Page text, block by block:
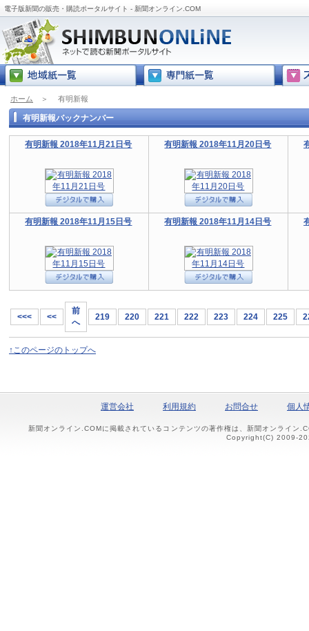
電子版新聞の販売・購読ポータルサイト - 新聞オンライン.COM
ホーム ＞ 有明新報
有明新報バックナンバー
有明新報 2018年11月21日号 有明新報 2018年11月20日号
有明新報 2018年11月15日号 有明新報 2018年11月14日号
<<< <<
前
へ
219 220 221 222 223 224 225
↑このページのトップへ
運営会社 利用規約 お問合せ 個人
新聞オンライン.COMに掲載されているコンテンツの著作権は、新聞オンライン
Copyright(C) 2009-